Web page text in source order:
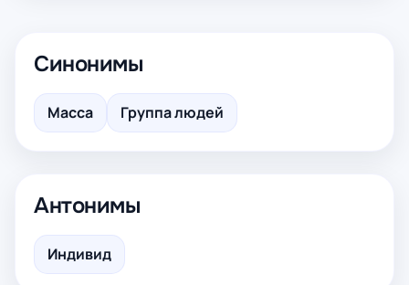
Синонимы
Масса Группа людей
Антонимы
Индивид